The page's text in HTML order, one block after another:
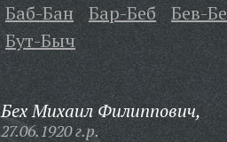
Баб-Бан Бар-Беб Бев-
Бут-Быч
Бех Михаил Филиппович,
27.06.1920 г.р.